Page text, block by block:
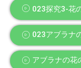
023探究3-花
023アブラナ
アブラナの花